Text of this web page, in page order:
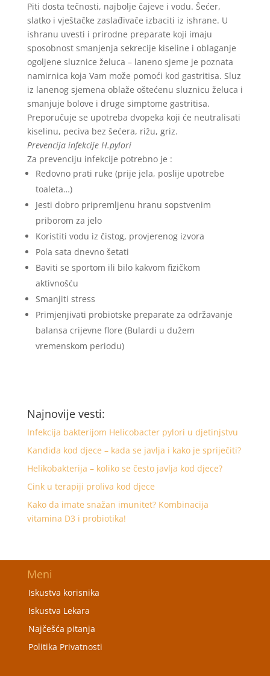
Piti dosta tečnosti, najbolje čajeve i vodu. Šećer,
slatko i vještačke zaslađivače izbaciti iz ishrane. U
ishranu uvesti i prirodne preparate koji imaju
sposobnost smanjenja sekrecije kiseline i oblaganje
ogoljene sluznice želuca – laneno sjeme je poznata
namirnica koja Vam može pomoći kod gastritisa. Sluz
iz lanenog sjemena oblaže oštećenu sluznicu želuca i
smanjuje bolove i druge simptome gastritisa.
Preporučuje se upotreba dvopeka koji će neutralisati
kiselinu, peciva bez šećera, rižu, griz.
Prevencija infekcije H.pylori
Za prevenciju infekcije potrebno je :
Redovno prati ruke (prije jela, poslije upotrebe
toaleta…)
Jesti dobro pripremljenu hranu sopstvenim
priborom za jelo
Koristiti vodu iz čistog, provjerenog izvora
Pola sata dnevno šetati
Baviti se sportom ili bilo kakvom fizičkom
aktivnošću
Smanjiti stress
Primjenjivati probiotske preparate za održavanje
balansa crijevne flore (Bulardi u dužem
vremenskom periodu)
Najnovije vesti:
Infekcija bakterijom Helicobacter pylori u djetinjstvu
Kandida kod djece – kada se javlja i kako je spriječiti?
Helikobakterija – koliko se često javlja kod djece?
Cink u terapiji proliva kod djece
Kako da imate snažan imunitet? Kombinacija
vitamina D3 i probiotika!
Meni
Iskustva korisnika
Iskustva Lekara
Najčešća pitanja
Politika Privatnosti